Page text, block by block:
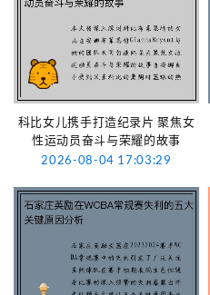
科比女儿携手打造纪录片 聚焦女
性运动员奋斗与荣耀的故事
2026-08-04 17:03:29